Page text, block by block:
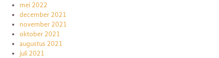
mei 2022
december 2021
november 2021
oktober 2021
augustus 2021
juli 2021